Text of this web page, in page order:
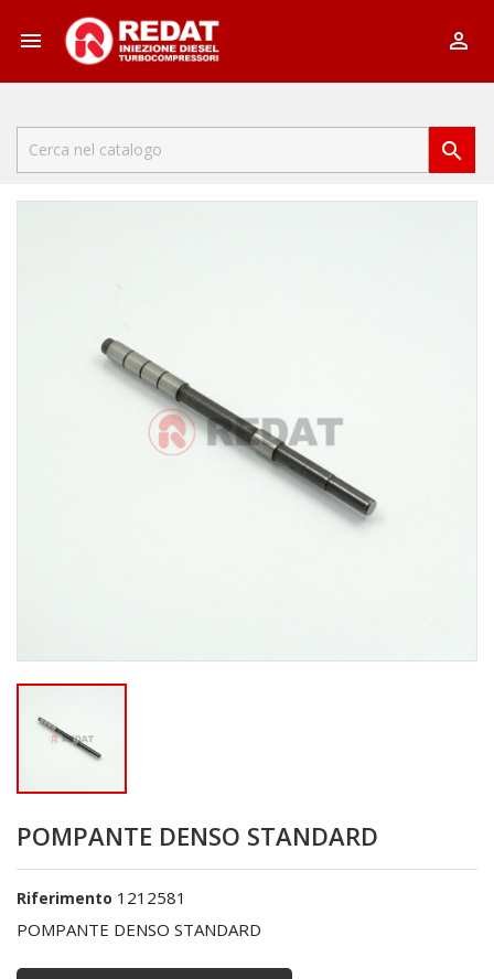
 

POMPANTE DENSO STANDARD
Riferimento 1212581
POMPANTE DENSO STANDARD